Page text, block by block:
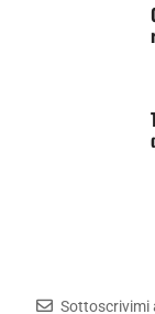
Sottoscrivimi